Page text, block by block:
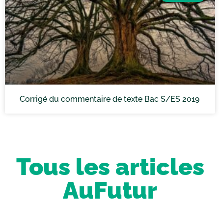
Corrigé du commentaire de texte Bac S/ES 2019
Tous les articles
AuFutur